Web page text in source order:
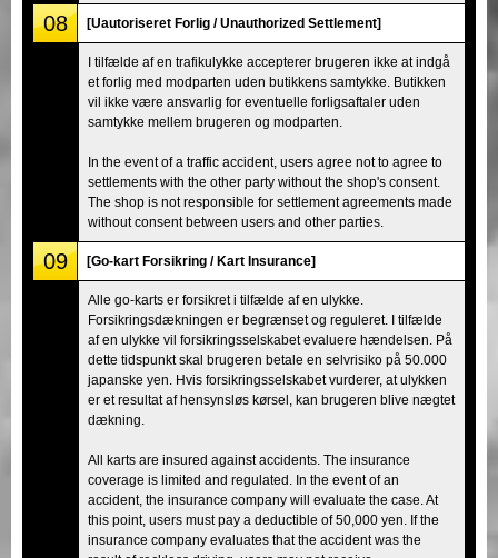
08 [Uautoriseret Forlig / Unauthorized Settlement]
I tilfælde af en trafikulykke accepterer brugeren ikke at indgå
et forlig med modparten uden butikkens samtykke. Butikken
vil ikke være ansvarlig for eventuelle forligsaftaler uden
samtykke mellem brugeren og modparten.
In the event of a traffic accident, users agree not to agree to
settlements with the other party without the shop's consent.
The shop is not responsible for settlement agreements made
without consent between users and other parties.
09 [Go-kart Forsikring / Kart Insurance]
Alle go-karts er forsikret i tilfælde af en ulykke.
Forsikringsdækningen er begrænset og reguleret. I tilfælde
af en ulykke vil forsikringsselskabet evaluere hændelsen. På
dette tidspunkt skal brugeren betale en selvrisiko på 50.000
japanske yen. Hvis forsikringsselskabet vurderer, at ulykken
er et resultat af hensynsløs kørsel, kan brugeren blive nægtet
dækning.
All karts are insured against accidents. The insurance
coverage is limited and regulated. In the event of an
accident, the insurance company will evaluate the case. At
this point, users must pay a deductible of 50,000 yen. If the
insurance company evaluates that the accident was the